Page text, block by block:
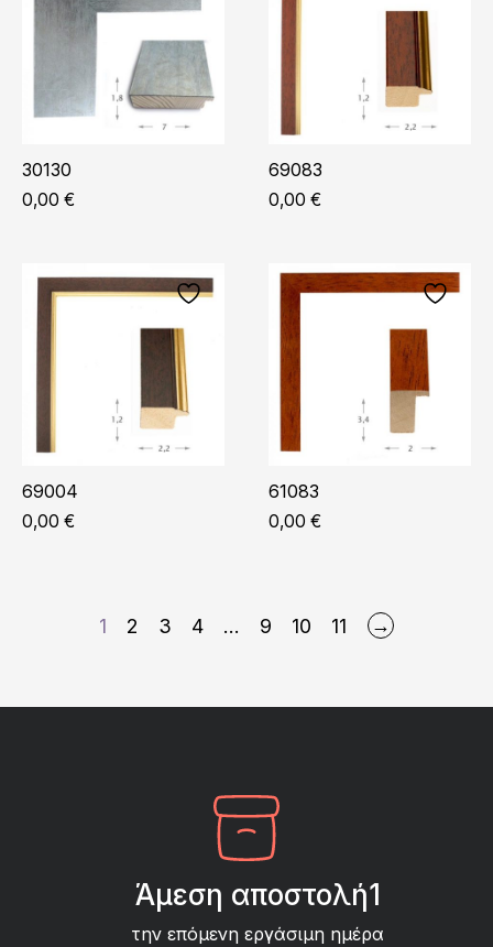
30130
0,00 €
69083
0,00 €
69004
0,00 €
61083
0,00 €
1 2 3 4 … 9 10 11 →
Άμεση αποστολή1
την επόμενη εργάσιμη ημέρα